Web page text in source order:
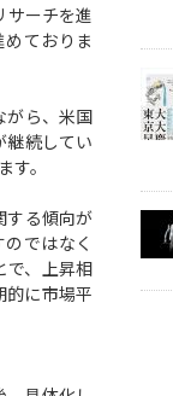
サーチを進
ておりま
がら、米国
継続してい
。
する傾向が
ではなく
で、上昇相
的に市場平